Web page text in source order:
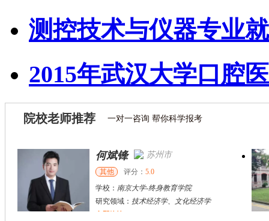
测控技术与仪器专业
2015年武汉大学口腔医
院校老师推荐 一对一咨询 帮你科学报考
何斌锋 苏州市
其他 评分： 5.0
学校： 南京大学-终身教育学院
研究领域： 技术经济学、文化经济学